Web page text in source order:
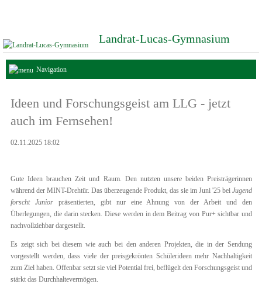
Landrat-Lucas-Gymnasium
Navigation
Ideen und Forschungsgeist am LLG - jetzt
auch im Fernsehen!
02.11.2025 18:02
Gute Ideen brauchen Zeit und Raum. Den nutzten unsere beiden Preisträgerinnen
während der MINT-Drehtür. Das überzeugende Produkt, das sie im Juni '25 bei Jugend
forscht Juniorpräsentierten, gibt nur eine Ahnung von der Arbeit und den
Überlegungen, die darin stecken. Diese werden in dem Beitrag von Pur+ sichtbar und
nachvollziehbar dargestellt.
Es zeigt sich bei diesem wie auch bei den anderen Projekten, die in der Sendung
vorgestellt werden, dass viele der preisgekrönten Schülerideen mehr Nachhaltigkeit
zum Ziel haben. Offenbar setzt sie viel Potential frei, beflügelt den Forschungsgeist und
stärkt das Durchhaltevermögen.